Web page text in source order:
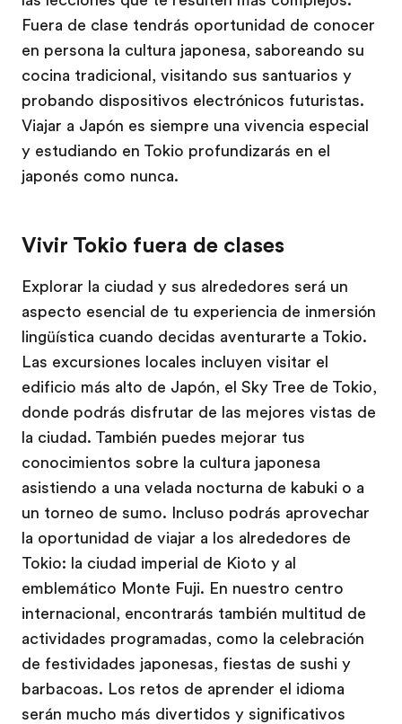
Fuera de clase tendrás oportunidad de conocer
en persona la cultura japonesa, saboreando su
cocina tradicional, visitando sus santuarios y
probando dispositivos electrónicos futuristas.
Viajar a Japón es siempre una vivencia especial
y estudiando en Tokio profundizarás en el
japonés como nunca.
Vivir Tokio fuera de clases
Explorar la ciudad y sus alrededores será un
aspecto esencial de tu experiencia de inmersión
lingüística cuando decidas aventurarte a Tokio.
Las excursiones locales incluyen visitar el
edificio más alto de Japón, el Sky Tree de Tokio,
donde podrás disfrutar de las mejores vistas de
la ciudad. También puedes mejorar tus
conocimientos sobre la cultura japonesa
asistiendo a una velada nocturna de kabuki o a
un torneo de sumo. Incluso podrás aprovechar
la oportunidad de viajar a los alrededores de
Tokio: la ciudad imperial de Kioto y al
emblemático Monte Fuji. En nuestro centro
internacional, encontrarás también multitud de
actividades programadas, como la celebración
de festividades japonesas, fiestas de sushi y
barbacoas. Los retos de aprender el idioma
serán mucho más divertidos y significativos